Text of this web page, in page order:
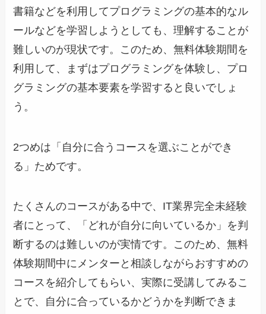
書籍などを利用してプログラミングの基本的なル
ールなどを学習しようとしても、理解することが
難しいのが現状です。このため、無料体験期間を
利用して、まずはプログラミングを体験し、プロ
グラミングの基本要素を学習すると良いでしょ
う。
2つめは「自分に合うコースを選ぶことができ
る」ためです。
たくさんのコースがある中で、IT業界完全未経験
者にとって、「どれが自分に向いているか」を判
断するのは難しいのが実情です。このため、無料
体験期間中にメンターと相談しながらおすすめの
コースを紹介してもらい、実際に受講してみるこ
とで、自分に合っているかどうかを判断できま